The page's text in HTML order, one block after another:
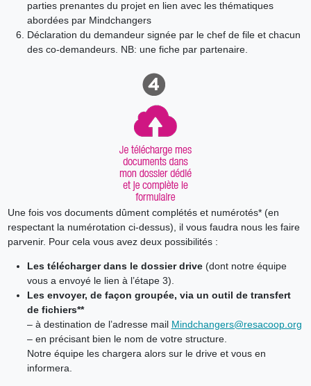
parties prenantes du projet en lien avec les thématiques
abordées par Mindchangers
Déclaration du demandeur signée par le chef de file et chacun
des co-demandeurs. NB: une fiche par partenaire.
Une fois vos documents dûment complétés et numérotés* (en
respectant la numérotation ci-dessus), il vous faudra nous les faire
parvenir. Pour cela vous avez deux possibilités :
Les télécharger dans le dossier drive(dont notre équipe
vous a envoyé le lien à l’étape 3).
Les envoyer, de façon groupée, via un outil de transfert
de fichiers**
– à destination de l’adresse mail Mindchangers@resacoop.org
– en précisant bien le nom de votre structure.
Notre équipe les chargera alors sur le drive et vous en
informera.